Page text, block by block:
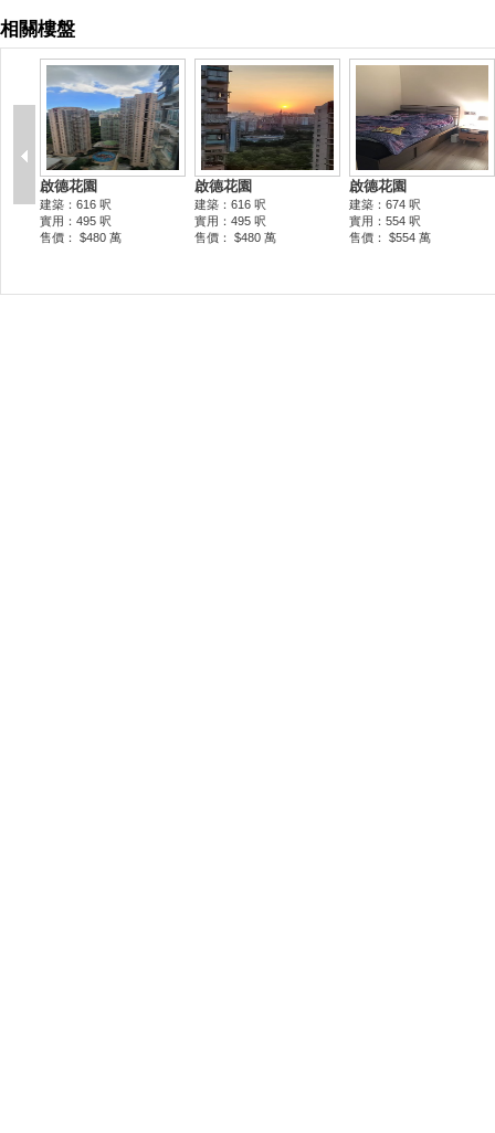
相關樓盤
啟德花園
建築：616 呎
實用：495 呎
售價： $480 萬
啟德花園
建築：616 呎
實用：495 呎
售價： $480 萬
啟德花園
建築：674 呎
實用：554 呎
售價： $554 萬